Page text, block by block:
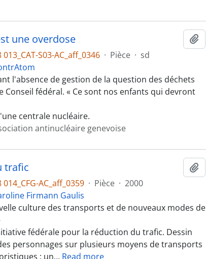
une overdose
S03-AC_aff_0346 · Pièce · sd
l'absence de gestion de la question des déchets
Conseil fédéral. « Ce sont nos enfants qui devront
centrale nucléaire.
antinucléaire genevoise
trafic
AC_aff_0359 · Pièce · 2000
Firmann Gaulis
culture des transports et de nouveaux modes de
fédérale pour la réduction du trafic. Dessin
personnages sur plusieurs moyens de transports
: un… Read more